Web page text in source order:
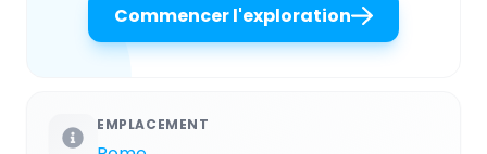
Commencer l'exploration
EMPLACEMENT